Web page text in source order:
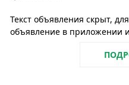
Текст объявления скрыт,
объявление в приложении